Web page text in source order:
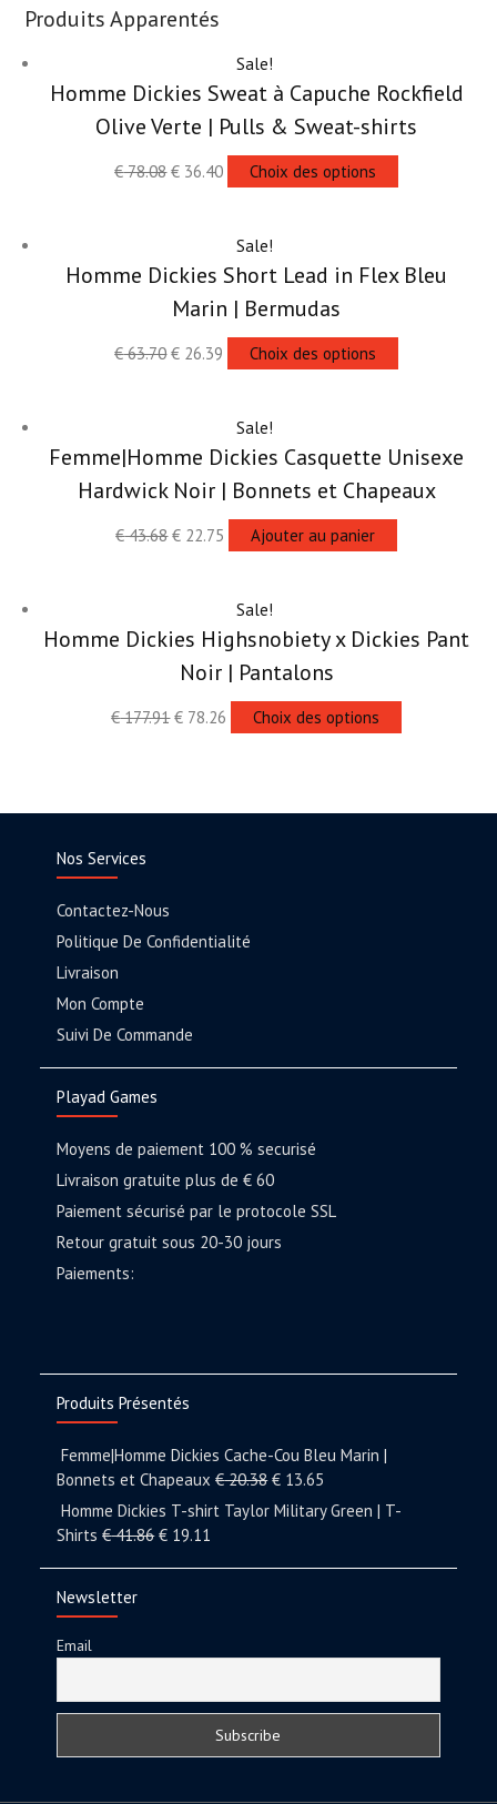
Produits Apparentés
Sale!
Homme Dickies Sweat à Capuche Rockfield
Olive Verte | Pulls & Sweat-shirts
€78.08 € 36.40 Choix des options
Sale!
Homme Dickies Short Lead in Flex Bleu
Marin | Bermudas
€63.70 € 26.39 Choix des options
Sale!
Femme|Homme Dickies Casquette Unisexe
Hardwick Noir | Bonnets et Chapeaux
€43.68 € 22.75 Ajouter au panier
Sale!
Homme Dickies Highsnobiety x Dickies Pant
Noir | Pantalons
€177.91 € 78.26 Choix des options
Nos Services
Contactez-Nous
Politique De Confidentialité
Livraison
Mon Compte
Suivi De Commande
Playad Games
Moyens de paiement 100 % securisé
Livraison gratuite plus de € 60
Paiement sécurisé par le protocole SSL
Retour gratuit sous 20-30 jours
Paiements:
Produits Présentés
Femme|Homme Dickies Cache-Cou Bleu Marin |
Bonnets et Chapeaux €20.38 € 13.65
Homme Dickies T-shirt Taylor Military Green | T-
Shirts €41.86 € 19.11
Newsletter
Email